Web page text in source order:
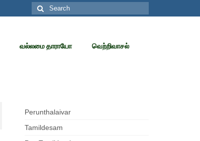
Search
for:
வல்லமை தாராயோ வெற்றிவாசல்
Perunthalaivar
Tamildesam